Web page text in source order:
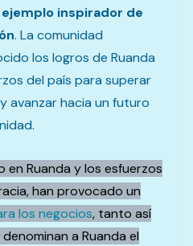
ejemplo inspirador de
. La comunidad
los logros de Ruanda
del país para superar
avanzar hacia un futuro
en Ruanda y los esfuerzos
han provocado un
los negocios, tanto así
a Ruanda el